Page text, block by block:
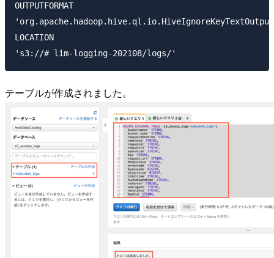
OUTPUTFORMAT
LOCATION
テーブルが作成されました。